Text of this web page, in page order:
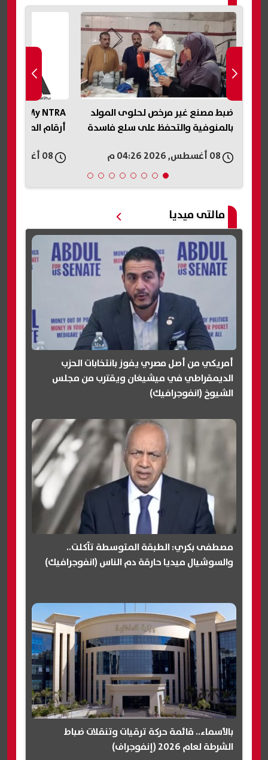
ضبط مصنع غير مرخص لحلوى المولد
بالمنوفية والتحفظ على سلع فاسدة
أرقام
مالتى ميديا
أمريكي من أصل مصري يفوز بانتخابات الحزب
الديمقراطي في ميشيغان ويقترب من مجلس
الشيوخ (انفوجرافيك)
مصطفى بكري: الطبقة المتوسطة تآكلت..
والسوشيال ميديا حارقة دم الناس (انفوجرافيك)
بالأسماء.. قائمة حركة ترقيات وتنقلات ضباط
الشرطة لعام 2026 (إنفوجراف)